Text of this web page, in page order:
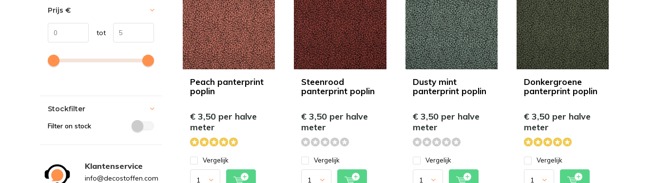
Peach panterprint
poplin
€ 3,50 per halve
meter
Vergelijk
Steenrood
panterprint poplin
€ 3,50 per halve
meter
Vergelijk
Dusty mint
panterprint poplin
€ 3,50 per halve
meter
Vergelijk
Donkergroene
panterprint poplin
€ 3,50 per halve
meter
Vergelijk
Prijs €
tot
Stockfilter
Filter on stock
Klantenservice
info@decostoffen.com